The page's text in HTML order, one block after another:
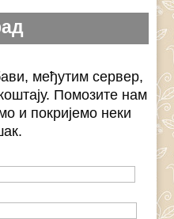
међутим сервер,
Помозите нам
и покријемо неки